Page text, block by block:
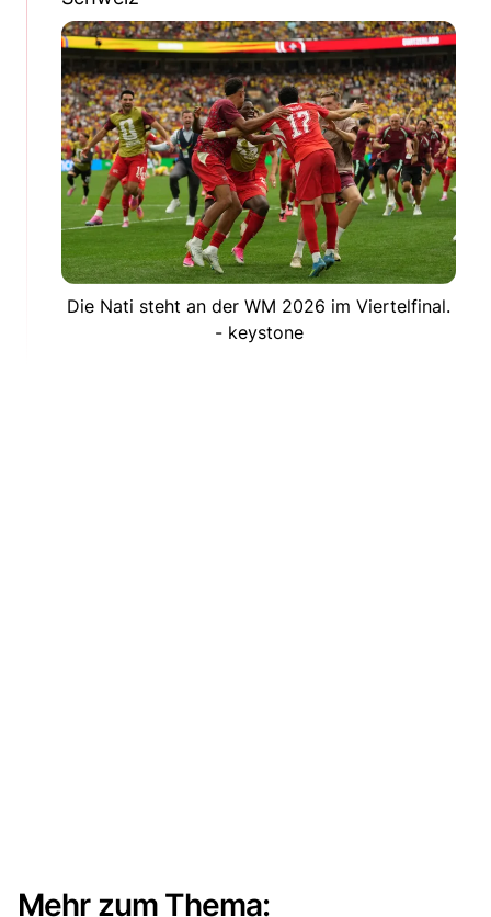
Die Nati steht an der WM 2026 im Viertelfinal.
- keystone
Mehr zum Thema: